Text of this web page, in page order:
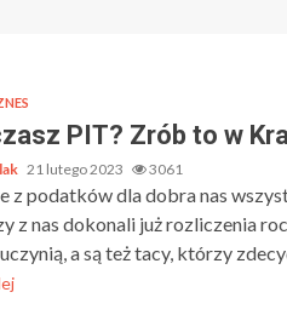
PIT? Zrób to w
21 lutego 2023 3061
z podatków dla dobra nas
z nas dokonali już rozliczenia
a są też tacy, którzy